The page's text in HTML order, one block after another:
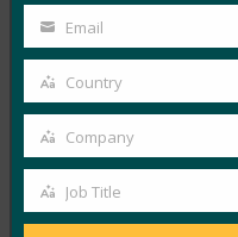
고…
Read More →
TechTarget: FIDO 인
있습니다.
1월 5, 2017
Name
Your
email
Email
Country
Country
Company
Company
Job
Job Title